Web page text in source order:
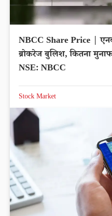
NBCC Share Price |
ब्रोकरेज बुलिश, कितना
NSE: NBCC
Stock Market